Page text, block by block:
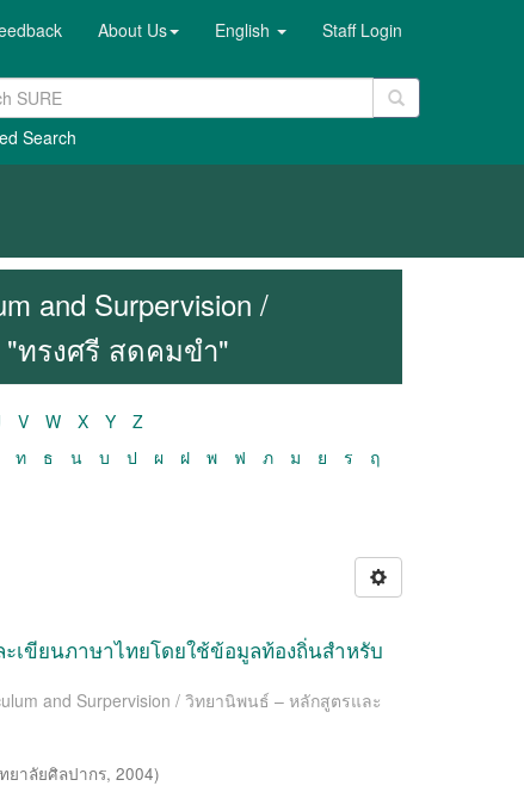
About Us English Staff Login
Search
and Surpervision /
ทรงศรี สดคมขำ"
V W X Y
Z
ท ธ น บ ป ผ ฝ พ ฟ ภ ม ย ร
ฤ
เขียนภาษาไทยโดยใช้ข้อมูลท้องถิ่นสำหรับ
and Surpervision / วิทยานิพนธ์ – หลักสูตรและ
ยาลัยศิลปากร,2004)